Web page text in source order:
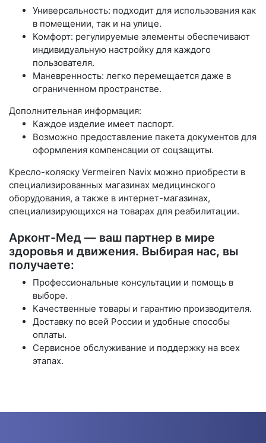
Универсальность: подходит для использования как
в помещении, так и на улице.
Комфорт: регулируемые элементы обеспечивают
индивидуальную настройку для каждого
пользователя.
Маневренность: легко перемещается даже в
ограниченном пространстве.
Дополнительная информация:
Каждое изделие имеет паспорт.
Возможно предоставление пакета документов для
оформления компенсации от соцзащиты.
Кресло-коляску Vermeiren Navix можно приобрести в
специализированных магазинах медицинского
оборудования, а также в интернет-магазинах,
специализирующихся на товарах для реабилитации.
Арконт-Мед — ваш партнер в мире
здоровья и движения. Выбирая нас, вы
получаете:
Профессиональные консультации и помощь в
выборе.
Качественные товары и гарантию производителя.
Доставку по всей России и удобные способы
оплаты.
Сервисное обслуживание и поддержку на всех
этапах.